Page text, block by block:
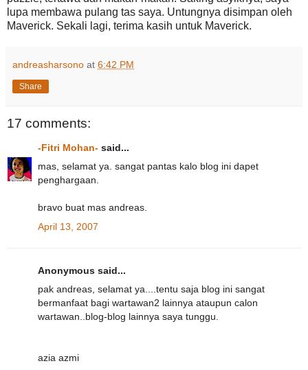
lupa membawa pulang tas saya. Untungnya disimpan oleh
Maverick. Sekali lagi, terima kasih untuk Maverick.
andreasharsono at 6:42 PM
Share
17 comments:
-Fitri Mohan- said...
mas, selamat ya. sangat pantas kalo blog ini dapet
penghargaan.
bravo buat mas andreas.
April 13, 2007
Anonymous said...
pak andreas, selamat ya....tentu saja blog ini sangat
bermanfaat bagi wartawan2 lainnya ataupun calon
wartawan..blog-blog lainnya saya tunggu.
azia azmi